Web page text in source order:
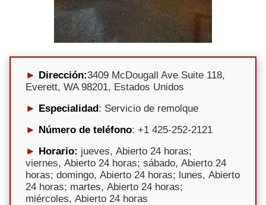
Dirección:3409 McDougall Ave Suite 118,
Everett, WA 98201, Estados Unidos
Especialidad: Servicio de remolque
Número de teléfono: +1 425-252-2121
Horario: jueves, Abierto 24 horas;
viernes, Abierto 24 horas; sábado, Abierto 24
horas; domingo, Abierto 24 horas; lunes, Abierto
24 horas; martes, Abierto 24 horas;
miércoles, Abierto 24 horas